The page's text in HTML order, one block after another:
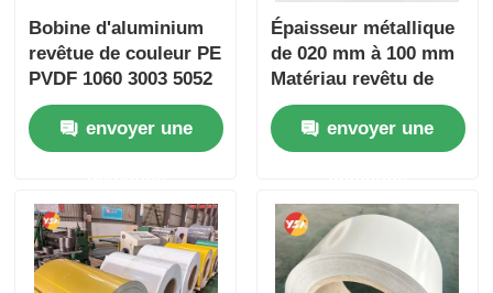
Bobine d'aluminium
revêtue de couleur PE
PVDF 1060 3003 5052
0,2-6,0 mm résistante
aux UV et aux
intempéries pour la
de gouttière et de
bâtiment
envoyer une
Épaisseur métallique
de 020 mm à 100 mm
Matériau revêtu de
bobine d'aluminium
revêtu de couleur
Conçu pour des
durables
envoyer une